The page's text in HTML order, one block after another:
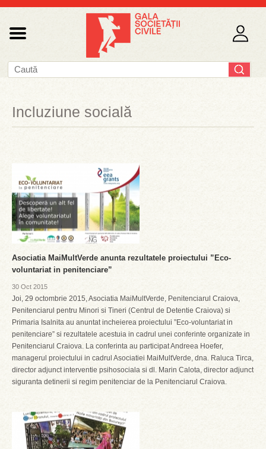
Incluziune socială
Asociatia MaiMultVerde anunta rezultatele proiectului ”Eco-
voluntariat in penitenciare”
30 Oct 2015
Joi, 29 octombrie 2015, Asociatia MaiMultVerde, Penitenciarul Craiova,
Penitenciarul pentru Minori si Tineri (Centrul de Detentie Craiova) si
Primaria Isalnita au anuntat incheierea proiectului ”Eco-voluntariat in
penitenciare” si rezultatele acestuia in cadrul unei conferinte organizate in
Penitenciarul Craiova. La conferinta au participat Andreea Hoefer,
managerul proiectului in cadrul Asociatiei MaiMultVerde, dna. Raluca Tirca,
director adjunct interventie psihosociala si dl. Marin Calota, director adjunct
siguranta detinerii si regim penitenciar de la Penitenciarul Craiova.